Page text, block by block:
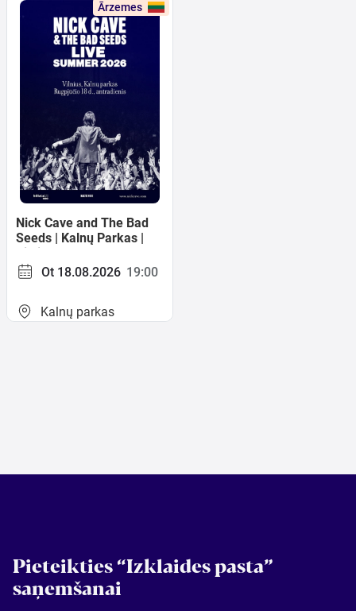
Meklēt kartē
Izvēlēties
Nick Cave and The Bad
Seeds | Kalnų Parkas |
Vilnius
Ārzemes
Ot 18.08.2026 19:00
Kalnų parkas
Pieteikties “Izklaides pasta”
saņemšanai